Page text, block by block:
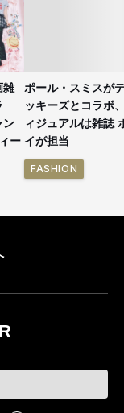
雑
ン
ー
ポール・スミスが
ッキーズとコラボ
ィジュアルは雑誌
イが担当
FASHION